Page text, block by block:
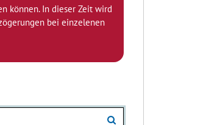
können. In dieser Zeit wird
bei einzelenen